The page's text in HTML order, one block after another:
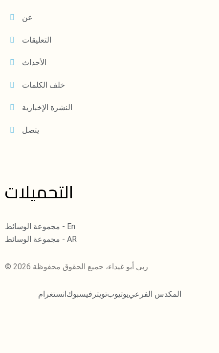
عن
التعليقات
الأحداث
خلف الكلمات
النشرة الإخبارية
يتصل
التحميلات
مجموعة الوسائط - En
مجموعة الوسائط - AR
© 2026 ربى أبو غيداء، جميع الحقوق محفوظة
انستغرامفيسبوك تويتريوتيوبالمكدس الفرعي